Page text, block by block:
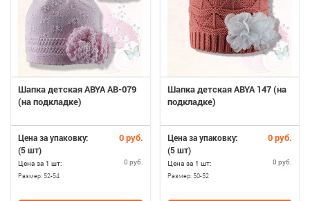
Шапка детская ABYA AB-079
(на подкладке)
Цена за упаковку: 0 руб.
(5 шт)
Цена за 1 шт: 0 руб.
Размер:52-54
Шапка детская ABYA 147 (на
подкладке)
Цена за упаковку: 0 руб.
(5 шт)
Цена за 1 шт: 0 руб.
Размер: 50-52